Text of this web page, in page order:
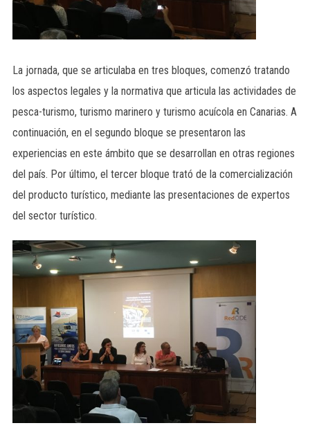
La jornada, que se articulaba en tres bloques, comenzó tratando
los aspectos legales y la normativa que articula las actividades de
pesca-turismo, turismo marinero y turismo acuícola en Canarias. A
continuación, en el segundo bloque se presentaron las
experiencias en este ámbito que se desarrollan en otras regiones
del país. Por último, el tercer bloque trató de la comercialización
del producto turístico, mediante las presentaciones de expertos
del sector turístico.